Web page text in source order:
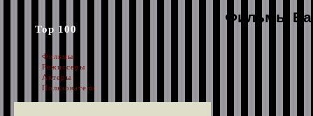
Фильмы
Top 100
Фильмы
Режиссеры
Актеры
Пользователи